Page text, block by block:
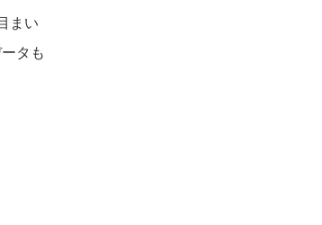
まい
タも